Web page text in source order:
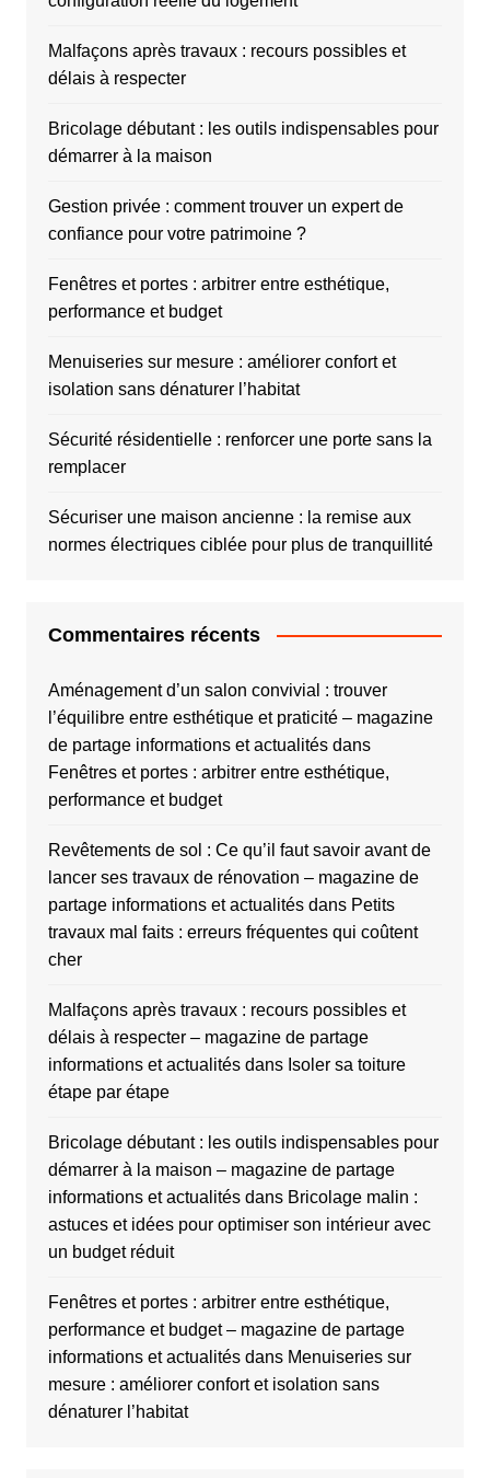
Malfaçons après travaux : recours possibles et
délais à respecter
Bricolage débutant : les outils indispensables pour
démarrer à la maison
Gestion privée : comment trouver un expert de
confiance pour votre patrimoine ?
Fenêtres et portes : arbitrer entre esthétique,
performance et budget
Menuiseries sur mesure : améliorer confort et
isolation sans dénaturer l’habitat
Sécurité résidentielle : renforcer une porte sans la
remplacer
Sécuriser une maison ancienne : la remise aux
normes électriques ciblée pour plus de tranquillité
Commentaires récents
Aménagement d’un salon convivial : trouver
l’équilibre entre esthétique et praticité – magazine
de partage informations et actualitésdans
Fenêtres et portes : arbitrer entre esthétique,
performance et budget
Revêtements de sol : Ce qu’il faut savoir avant de
lancer ses travaux de rénovation – magazine de
partage informations et actualitésdans Petits
travaux mal faits : erreurs fréquentes qui coûtent
cher
Malfaçons après travaux : recours possibles et
délais à respecter – magazine de partage
informations et actualitésdans Isoler sa toiture
étape par étape
Bricolage débutant : les outils indispensables pour
démarrer à la maison – magazine de partage
informations et actualitésdans Bricolage malin :
astuces et idées pour optimiser son intérieur avec
un budget réduit
Fenêtres et portes : arbitrer entre esthétique,
performance et budget – magazine de partage
informations et actualitésdans Menuiseries sur
mesure : améliorer confort et isolation sans
dénaturer l’habitat